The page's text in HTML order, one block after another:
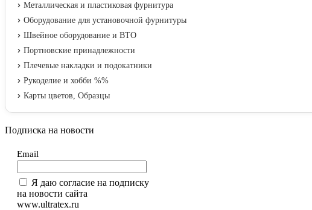
Металлическая и пластиковая фурнитура
Оборудование для установочной фурнитуры
Швейное оборудование и ВТО
Портновские принадлежности
Плечевые накладки и подокатники
Рукоделие и хобби %%
Карты цветов, Образцы
Подписка на новости
Email
Я даю согласие на подписку
на новости сайта
www.ultratex.ru